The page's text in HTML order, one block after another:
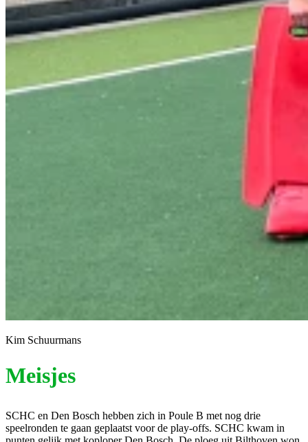
Kim Schuurmans
Meisjes
SCHC en Den Bosch hebben zich in Poule B met nog drie
speelronden te gaan geplaatst voor de play-offs. SCHC kwam in